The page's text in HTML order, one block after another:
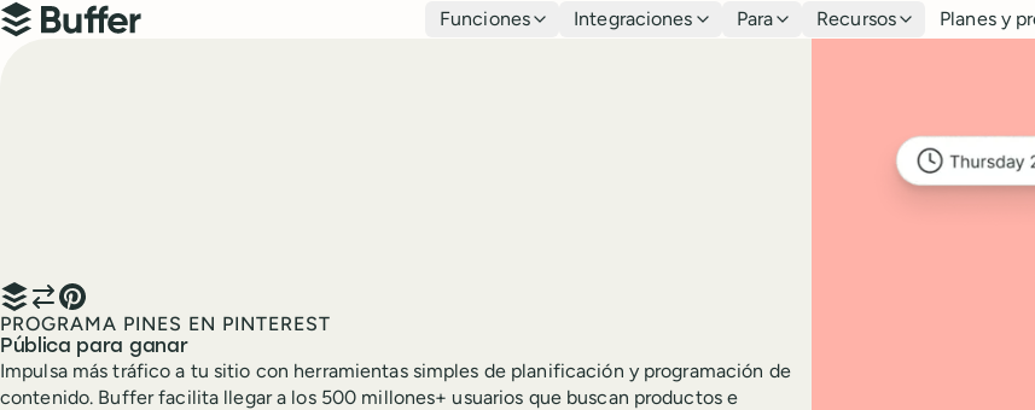
Navegación principal
Buffer
Funciones Integraciones Para Recursos Planes y
PROGRAMA PINES EN PINTEREST
Pública para ganar
Impulsa más tráfico a tu sitio con herramientas simples de planificación y programación de
contenido. Buffer facilita llegar a los 500 millones+ usuarios que buscan productos e